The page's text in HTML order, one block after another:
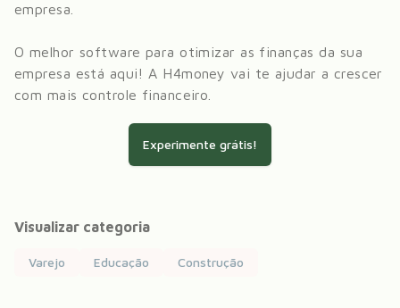
empresa.
O melhor software para otimizar as finanças da sua
empresa está aqui! A H4money vai te ajudar a crescer
com mais controle financeiro.
Experimente grátis!
Visualizar categoria
Varejo Educação Construção